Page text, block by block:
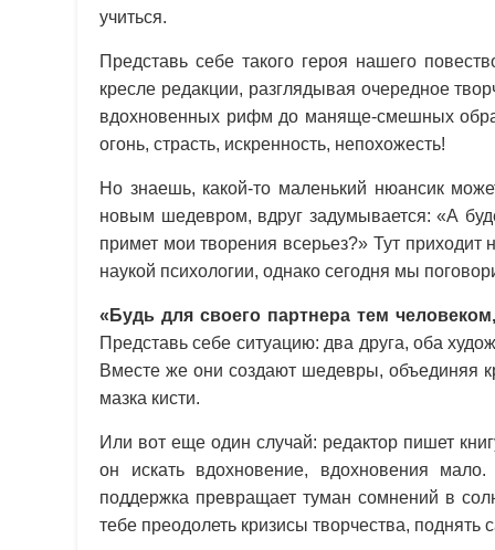
учиться.
Представь себе такого героя нашего
кресле редакции, разглядывая очередное
вдохновенных рифм до маняще-смешных
огонь, страсть, искренность, непохожесть!
Но знаешь, какой-то маленький нюансик
новым шедевром, вдруг задумывается: «А
примет мои творения всерьез?» Тут
наукой психологии, однако сегодня мы
«Будь для своего партнера тем
Представь себе ситуацию: два друга, оба
Вместе же они создают шедевры, объединяя
мазка кисти.
Или вот еще один случай: редактор пишет
он искать вдохновение, вдохновения
поддержка превращает туман сомнений в
тебе преодолеть кризисы творчества,